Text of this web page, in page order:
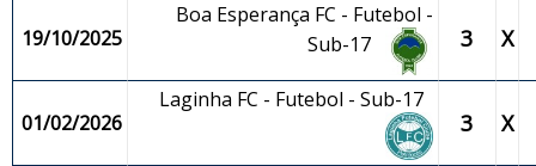
19/10/2025
Boa Esperança FC - Futebol -
Sub-17
3 X
01/02/2026
Laginha FC - Futebol - Sub-17
3 X